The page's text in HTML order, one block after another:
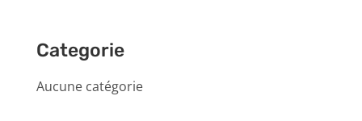
Categorie
Aucune catégorie